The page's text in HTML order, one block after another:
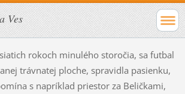
Ves
rokoch minulého storočia, sa futbal
trávnatej ploche, spravidla pasienku,
s napríklad priestor za Beličkami,